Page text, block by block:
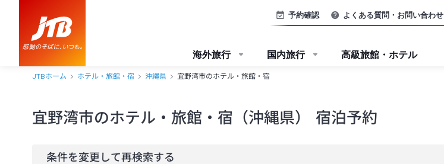
予約確認 よくある質問・お問い合わせ
海外旅行 国内旅行 高級旅館・ホテル
JTBホーム ホテル・旅館・宿 沖縄県 宜野湾市のホテル・旅館・宿
宜野湾市のホテル・旅館・宿（沖縄県） 宿泊予約
条件を変更して再検索する